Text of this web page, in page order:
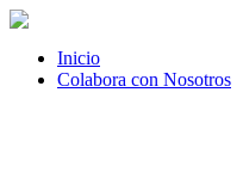
Inicio
Colabora con Nosotros